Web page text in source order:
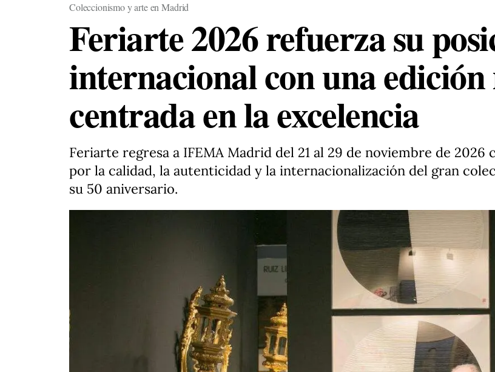
Coleccionismo y arte en Madrid
Feriarte 2026 refuerza su
internacional con una edición
centrada en la excelencia
Feriarte regresa a IFEMA Madrid del 21 al 29 de noviembre de 2026
por la calidad, la autenticidad y la internacionalización del gran
su 50 aniversario.